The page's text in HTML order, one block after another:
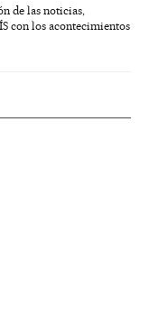
de las noticias,
con los acontecimientos